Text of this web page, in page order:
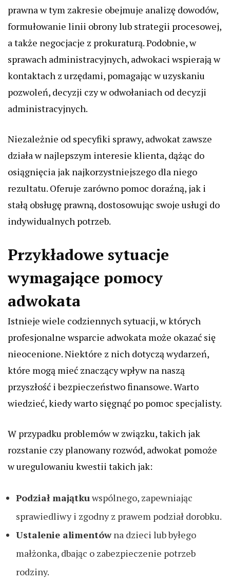
prawna w tym zakresie obejmuje analizę dowodów,
formułowanie linii obrony lub strategii procesowej,
a także negocjacje z prokuraturą. Podobnie, w
sprawach administracyjnych, adwokaci wspierają w
kontaktach z urzędami, pomagając w uzyskaniu
pozwoleń, decyzji czy w odwołaniach od decyzji
administracyjnych.
Niezależnie od specyfiki sprawy, adwokat zawsze
działa w najlepszym interesie klienta, dążąc do
osiągnięcia jak najkorzystniejszego dla niego
rezultatu. Oferuje zarówno pomoc doraźną, jak i
stałą obsługę prawną, dostosowując swoje usługi do
indywidualnych potrzeb.
Przykładowe sytuacje
wymagające pomocy
adwokata
Istnieje wiele codziennych sytuacji, w których
profesjonalne wsparcie adwokata może okazać się
nieocenione. Niektóre z nich dotyczą wydarzeń,
które mogą mieć znaczący wpływ na naszą
przyszłość i bezpieczeństwo finansowe. Warto
wiedzieć, kiedy warto sięgnąć po pomoc specjalisty.
W przypadku problemów w związku, takich jak
rozstanie czy planowany rozwód, adwokat pomoże
w uregulowaniu kwestii takich jak:
Podział majątkuwspólnego, zapewniając
sprawiedliwy i zgodny z prawem podział dorobku.
Ustalenie alimentówna dzieci lub byłego
małżonka, dbając o zabezpieczenie potrzeb
rodziny.